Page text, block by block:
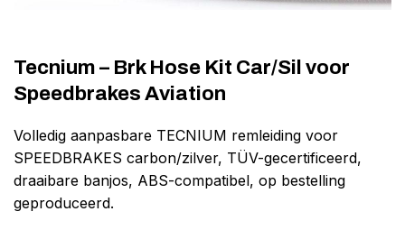
Tecnium – Brk Hose Kit Car/Sil voor
Speedbrakes Aviation
Volledig aanpasbare TECNIUM remleiding voor
SPEEDBRAKES carbon/zilver, TÜV-gecertificeerd,
draaibare banjos, ABS-compatibel, op bestelling
geproduceerd.